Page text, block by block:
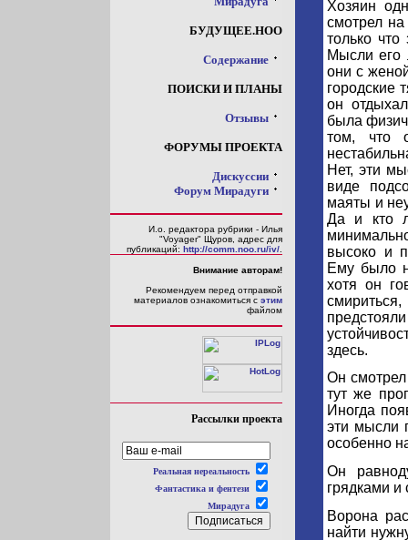
БУДУЩЕЕ.НОО
Содержание
ПОИСКИ И ПЛАНЫ
Отзывы
ФОРУМЫ ПРОЕКТА
Дискуссии
Форум Мирадуги
И.о. редактора рубрики - Илья
"Voyager" Щуров, адрес для
публикаций: http://comm.noo.ru/iv/.
Внимание авторам!
Рекомендуем перед отправкой
материалов ознакомиться с этим
файлом
Рассылки проекта
Реальная нереальность
Фантастика и фентези
Мирадуга
Хозяин
смотрел
только
Мысли его
они с
городские
он
была
том, что
Нет, эти
виде
маяты и
Да и кто
высоко и
Ему было
хотя он
здесь.
Он смотрел
тут же
Иногда
эти мысли
особенно
Он
грядками и
Ворона
найти